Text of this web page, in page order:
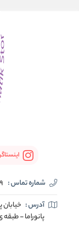
شماره تماس :
آدرس : خیابان
پانوراما -